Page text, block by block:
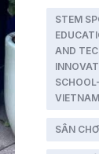
STEM
AND
VIETNAM
SÂN